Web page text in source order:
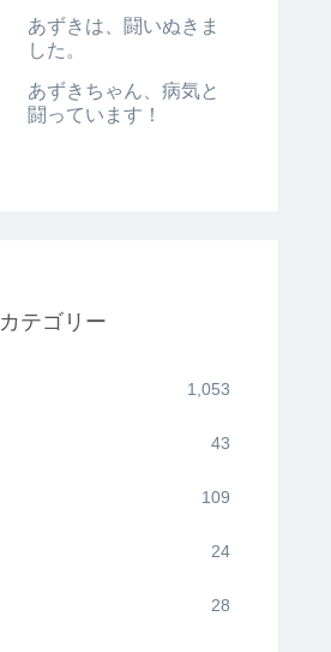
あずきは、闘いぬきま
した。
あずきちゃん、病気と
闘っています！
カテゴリー
1,053
43
109
24
28